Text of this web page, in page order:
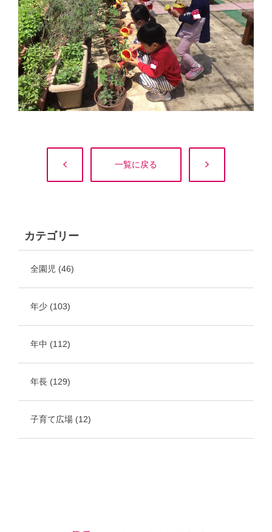
一覧に戻る
カテゴリー
全園児 (46)
年少 (103)
年中 (112)
年長 (129)
子育て広場 (12)